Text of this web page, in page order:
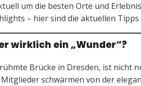
um die besten Orte und
– hier sind die aktuellen
wirklich ein „Wunder“?
Brücke in Dresden, ist nicht
schwärmen von der